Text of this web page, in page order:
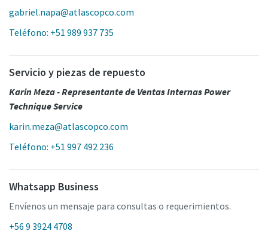
gabriel.napa@atlascopco.com
Teléfono: +51 989 937 735
Servicio y piezas de repuesto
Karin Meza - Representante de Ventas Internas Power
Technique Service
karin.meza@atlascopco.com
Teléfono: +51 997 492 236
Whatsapp Business
Envíenos un mensaje para consultas o requerimientos.
+56 9 3924 4708